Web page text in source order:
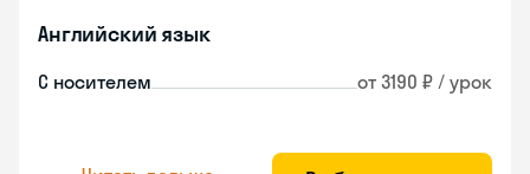
Английский язык
С носителем от 3190 ₽ / урок